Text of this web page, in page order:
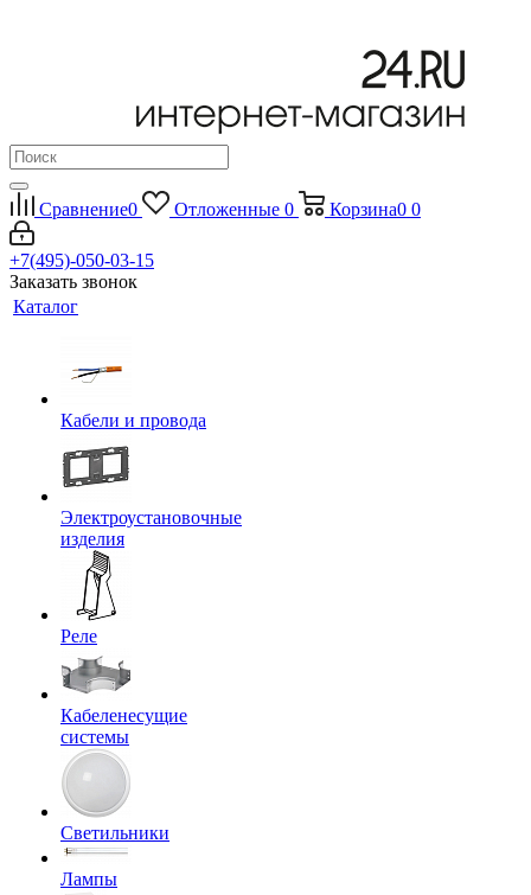
Сравнение0 Отложенные 0 Корзина0 0
+7(495)-050-03-15
Заказать звонок
Каталог
Кабели и провода
Электроустановочные
изделия
Реле
Кабеленесущие
системы
Светильники
Лампы